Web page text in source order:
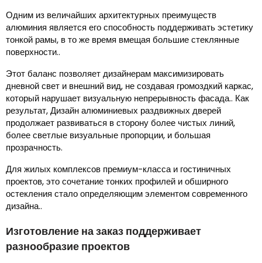
Одним из величайших архитектурных преимуществ
алюминия является его способность поддерживать эстетику
тонкой рамы, в то же время вмещая большие стеклянные
поверхности..
Этот баланс позволяет дизайнерам максимизировать
дневной свет и внешний вид, не создавая громоздкий каркас,
который нарушает визуальную непрерывность фасада.. Как
результат, Дизайн алюминиевых раздвижных дверей
продолжает развиваться в сторону более чистых линий,
более светлые визуальные пропорции, и большая
прозрачность.
Для жилых комплексов премиум-класса и гостиничных
проектов, это сочетание тонких профилей и обширного
остекления стало определяющим элементом современного
дизайна..
Изготовление на заказ поддерживает
разнообразие проектов